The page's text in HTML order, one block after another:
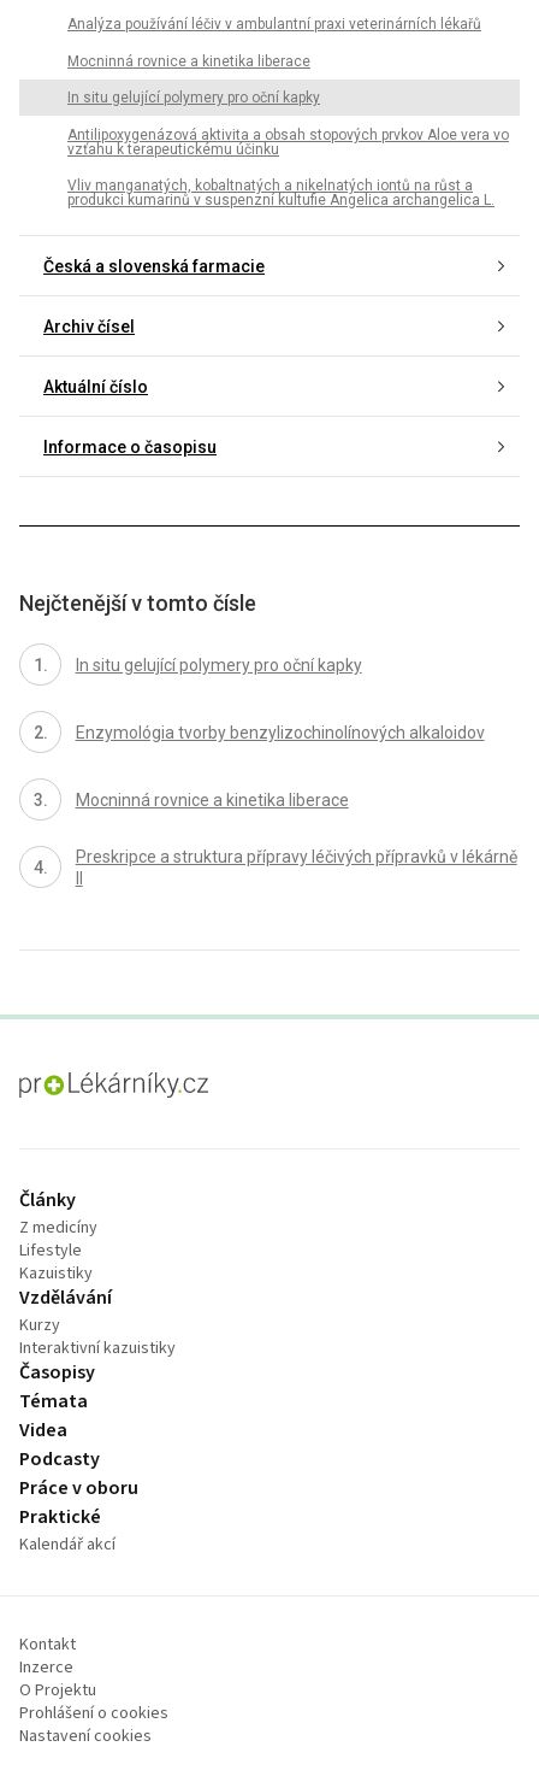
Analýza používání léčiv v ambulantní praxi veterinárních lékařů
Mocninná rovnice a kinetika liberace
In situ gelující polymery pro oční kapky
Antilipoxygenázová aktivita a obsah stopových prvkov Aloe vera vo
vzťahu k terapeutickému účinku
Vliv manganatých, kobaltnatých a nikelnatých iontů na růst a
produkci kumarinů v suspenzní kultufie Angelica archangelica L.
Česká a slovenská farmacie
Archiv čísel
Aktuální číslo
Informace o časopisu
Nejčtenější v tomto čísle
In situ gelující polymery pro oční kapky
Enzymológia tvorby benzylizochinolínových alkaloidov
Mocninná rovnice a kinetika liberace
Preskripce a struktura přípravy léčivých přípravků v lékárně
proLékaře.cz
Články
Z medicíny
Lifestyle
Kazuistiky
Vzdělávání
Kurzy
Interaktivní kazuistiky
Časopisy
Témata
Videa
Podcasty
Práce v oboru
Praktické
Kalendář akcí
Kontakt
Inzerce
O Projektu
Prohlášení o cookies
Nastavení cookies